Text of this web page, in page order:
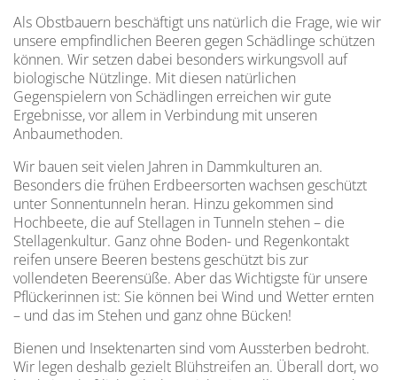
Als Obstbauern beschäftigt uns natürlich die Frage, wie wir
unsere empfindlichen Beeren gegen Schädlinge schützen
können. Wir setzen dabei besonders wirkungsvoll auf
biologische Nützlinge. Mit diesen natürlichen
Gegenspielern von Schädlingen erreichen wir gute
Ergebnisse, vor allem in Verbindung mit unseren
Anbaumethoden.
Wir bauen seit vielen Jahren in Dammkulturen an.
Besonders die frühen Erdbeersorten wachsen geschützt
unter Sonnentunneln heran. Hinzu gekommen sind
Hochbeete, die auf Stellagen in Tunneln stehen – die
Stellagenkultur. Ganz ohne Boden- und Regenkontakt
reifen unsere Beeren bestens geschützt bis zur
vollendeten Beerensüße. Aber das Wichtigste für unsere
Pflückerinnen ist: Sie können bei Wind und Wetter ernten
– und das im Stehen und ganz ohne Bücken!
Bienen und Insektenarten sind vom Aussterben bedroht.
Wir legen deshalb gezielt Blühstreifen an. Überall dort, wo